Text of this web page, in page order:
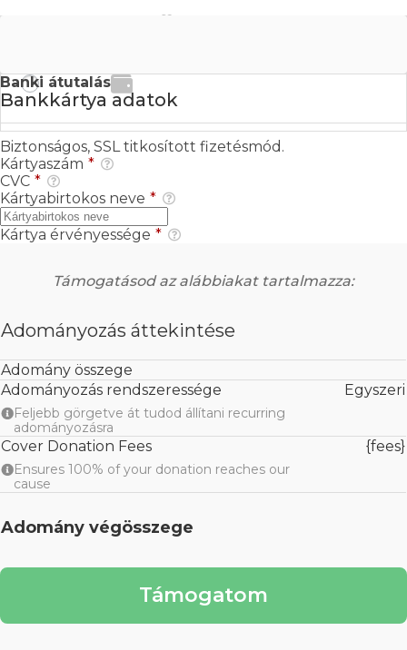
Banki átutalás
Bankkártya adatok
Biztonságos, SSL titkosított fizetésmód.
Kártyaszám *
CVC *
Kártyabirtokos neve *
Kártya érvényessége *
Támogatásod az alábbiakat tartalmazza:
Adományozás áttekintése
Adomány összege
Adományozás rendszeressége
Feljebb görgetve át tudod állítani recurring
adományozásra
Egyszeri
Cover Donation Fees
Ensures 100% of your donation reaches our
cause
{fees}
Adomány végösszege